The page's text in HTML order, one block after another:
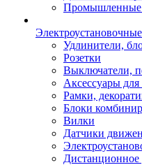
Промышленные
Удлинители,
Розетки
Выключатели,
Аксессуары
Рамки,
Блоки
Вилки
Датчики